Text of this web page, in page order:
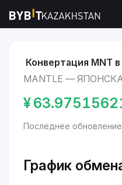
Рынки Курс Mantle MNT
Конвертация MNT в
MANTLE —
¥
Последнее
График